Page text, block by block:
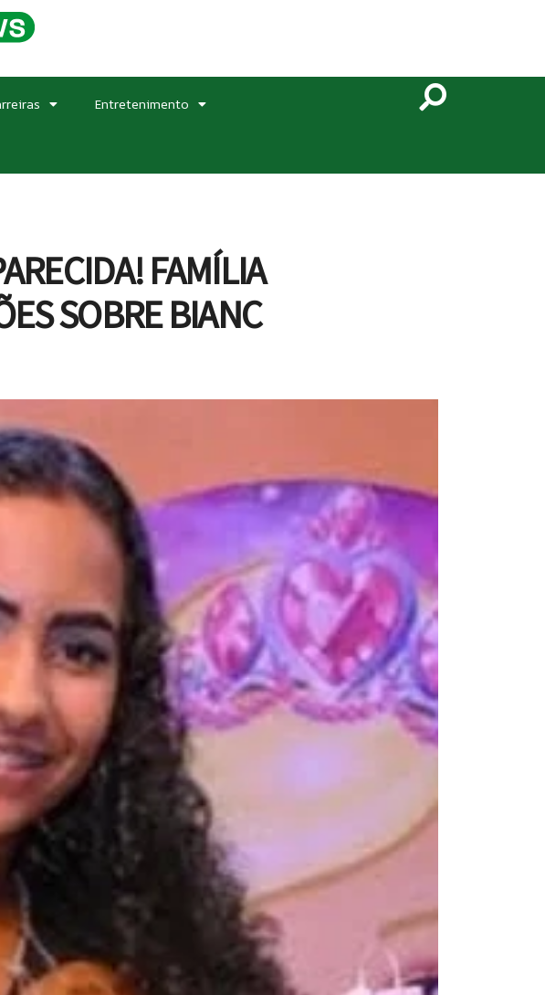
Entretenimento
FAMÍLIA
SOBRE BIANC